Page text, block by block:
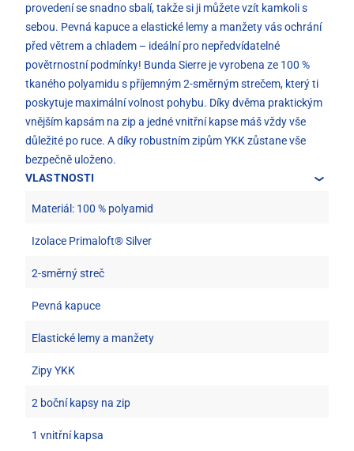
provedení se snadno sbalí, takže si ji můžete vzít kamkoli s
sebou. Pevná kapuce a elastické lemy a manžety vás ochrání
před větrem a chladem – ideální pro nepředvídatelné
povětrnostní podmínky! Bunda Sierre je vyrobena ze 100 %
tkaného polyamidu s příjemným 2-směrným strečem, který ti
poskytuje maximální volnost pohybu. Díky dvěma praktickým
vnějším kapsám na zip a jedné vnitřní kapse máš vždy vše
důležité po ruce. A díky robustním zipům YKK zůstane vše
bezpečně uloženo.
VLASTNOSTI
Materiál: 100 % polyamid
Izolace Primaloft® Silver
2-směrný streč
Pevná kapuce
Elastické lemy a manžety
Zipy YKK
2 boční kapsy na zip
1 vnitřní kapsa